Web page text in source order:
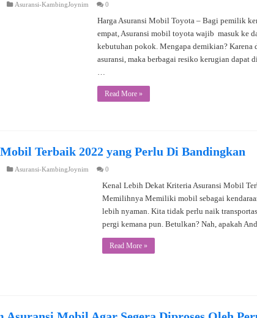
Asuransi-KambingJoynim 0
Harga Asuransi Mobil Toyota – Bagi pemilik
empat, Asuransi mobil toyota wajib masuk ke
kebutuhan pokok. Mengapa demikian? Karena
asuransi, maka berbagai resiko kerugian dapat
…
Read More »
Terbaik 2022 yang Perlu Di Bandingkan
Asuransi-KambingJoynim 0
Kenal Lebih Dekat Kriteria Asuransi Mobil
Memilihnya Memiliki mobil sebagai
lebih nyaman. Kita tidak perlu naik
pergi kemana pun. Betulkan? Nah, apakah
Read More »